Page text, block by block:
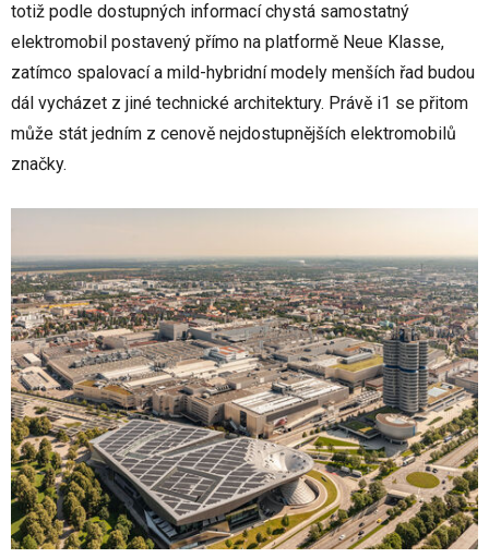
totiž podle dostupných informací chystá samostatný
elektromobil postavený přímo na platformě Neue Klasse,
zatímco spalovací a mild-hybridní modely menších řad budou
dál vycházet z jiné technické architektury. Právě i1 se přitom
může stát jedním z cenově nejdostupnějších elektromobilů
značky.